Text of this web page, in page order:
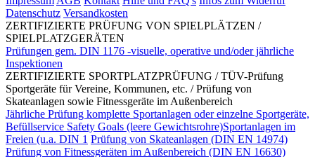
Datenschutz Versandkosten
ZERTIFIZIERTE PRÜFUNG VON SPIELPLÄTZEN /
SPIELPLATZGERÄTEN
Prüfungen gem. DIN 1176 -visuelle, operative und/oder jährliche
Inspektionen
ZERTIFIZIERTE SPORTPLATZPRÜFUNG / TÜV-Prüfung
Sportgeräte für Vereine, Kommunen, etc. / Prüfung von
Skateanlagen sowie Fitnessgeräte im Außenbereich
Jährliche Prüfung komplette Sportanlagen oder einzelne Sportgeräte,
Befüllservice Safety Goals (leere Gewichtsrohre)Sportanlagen im
Freien (u.a. DIN 1 Prüfung von Skateanlagen (DIN EN 14974)
Prüfung von Fitnessgeräten im Außenbereich (DIN EN 16630)